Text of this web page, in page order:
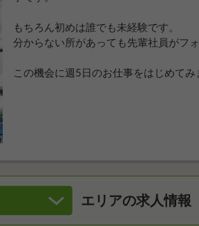
もちろん初めは誰でも未経験です。
分からない所があっても先輩社員がフ
この機会に週5日のお仕事をはじめてみ
エリアの求人情報